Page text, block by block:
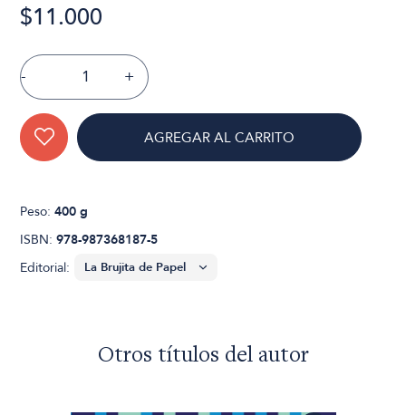
$11.000
- +
AGREGAR AL CARRITO
Peso:400 g
ISBN:978-987368187-5
Editorial:
Otros títulos del autor